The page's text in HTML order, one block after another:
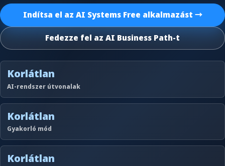
Indítsa el az AI Systems Free alkalmazást →
Fedezze fel az AI Business Path-t
Korlátlan
AI-rendszer útvonalak
Korlátlan
Gyakorló mód
Korlátlan